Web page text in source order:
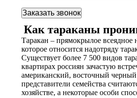
Как тараканы
Таракан – прямокрылое всеядное
которое относится надотряду
Существует более 7 500 видов
квартирах россиян зачастую
американский, восточный
представители семейства
хозяйстве, а некоторые особи